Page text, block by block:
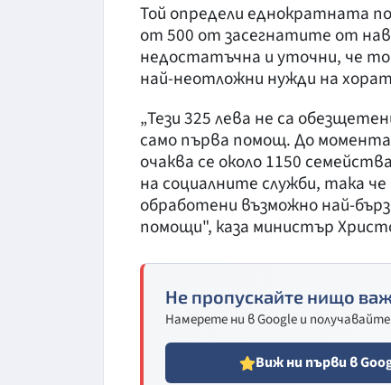
Той определи еднократната
от 500 от засегнатите от
недостатъчна и уточни, че
най-неотложни нужди на
„Тези 325 лева не са
само първа помощ. До
очаква се около 1150
на социалните служби, така
обработени възможно най-
помощи", каза министър
Не пропускайте нищо
Намерете ни в Google и
Виж ни първи в